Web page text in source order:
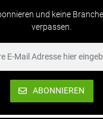
und keine
verpassen.
ABONNIEREN